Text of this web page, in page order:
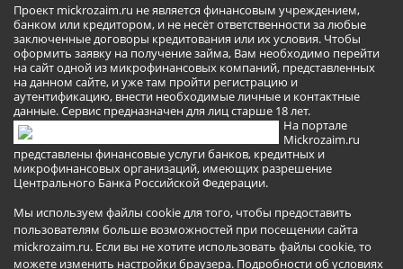
Проект mickrozaim.ru не является финансовым учреждением,
банком или кредитором, и не несёт ответственности за любые
заключенные договоры кредитования или их условия. Чтобы
оформить заявку на получение займа, Вам необходимо перейти
на сайт одной из микрофинансовых компаний, представленных
на данном сайте, и уже там пройти регистрацию и
аутентификацию, внести необходимые личные и контактные
данные. Сервис предназначен для лиц старше 18 лет.
На портале
Mickrozaim.ru
представлены финансовые услуги банков, кредитных и
микрофинансовых организаций, имеющих разрешение
Центрального Банка Российской Федерации.
Мы используем файлы cookie для того, чтобы предоставить
пользователям больше возможностей при посещении сайта
mickrozaim.ru. Если вы не хотите использовать файлы cookie, то
можете изменить настройки браузера. Подробности об условиях